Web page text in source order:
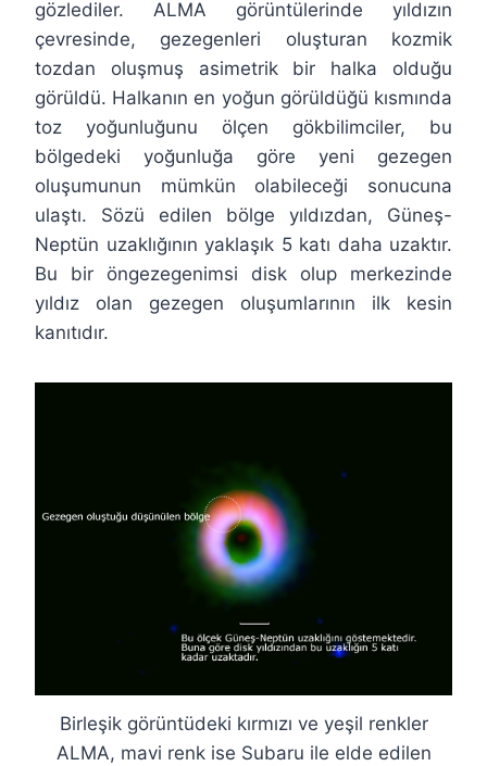
gözlediler. ALMA görüntülerinde yıldızın
çevresinde, gezegenleri oluşturan kozmik
tozdan oluşmuş asimetrik bir halka olduğu
görüldü. Halkanın en yoğun görüldüğü kısmında
toz yoğunluğunu ölçen gökbilimciler, bu
bölgedeki yoğunluğa göre yeni gezegen
oluşumunun mümkün olabileceği sonucuna
ulaştı. Sözü edilen bölge yıldızdan, Güneş-
Neptün uzaklığının yaklaşık 5 katı daha uzaktır.
Bu bir öngezegenimsi disk olup merkezinde
yıldız olan gezegen oluşumlarının ilk kesin
kanıtıdır.
Birleşik görüntüdeki kırmızı ve yeşil renkler
ALMA, mavi renk ise Subaru ile elde edilen